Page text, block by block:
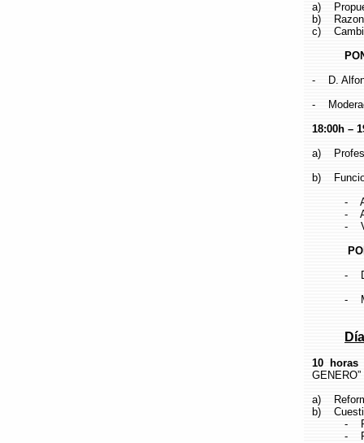
a)
b)
c)
- D.
-
18:00h –
a)
b)
-
-
-
- D.
-
10 horas
GENERO”
a)
b)
-
-